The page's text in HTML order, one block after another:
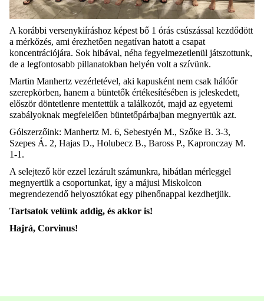
A korábbi versenykiíráshoz képest bő 1 órás csúszással kezdődött
a mérkőzés, ami érezhetően negatívan hatott a csapat
koncentrációjára. Sok hibával, néha fegyelmezetlenül játszottunk,
de a legfontosabb pillanatokban helyén volt a szívünk.
Martin Manhertz vezérletével, aki kapusként nem csak hálóőr
szerepkörben, hanem a büntetők értékesítésében is jeleskedett,
először döntetlenre mentettük a találkozót, majd az egyetemi
szabályoknak megfelelően büntetőpárbajban megnyertük azt.
Gólszerzőink: Manhertz M. 6, Sebestyén M., Szőke B. 3-3,
Szepes Á. 2, Hajas D., Holubecz B., Baross P., Kapronczay M.
1-1.
A selejtező kör ezzel lezárult számunkra, hibátlan mérleggel
megnyertük a csoportunkat, így a májusi Miskolcon
megrendezendő helyosztókat egy pihenőnappal kezdhetjük.
Tartsatok velünk addig, és akkor is!
Hajrá, Corvinus!